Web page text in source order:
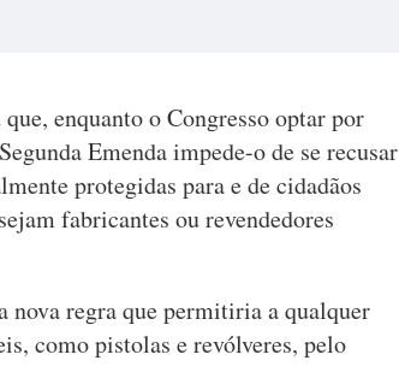
enquanto o Congresso optar por
Emenda impede-o de se recusar
protegidas para e de cidadãos
fabricantes ou revendedores
nova regra que permitiria a qualquer
como pistolas e revólveres, pelo